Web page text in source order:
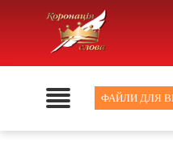
ФАЙЛИ ДЛЯ